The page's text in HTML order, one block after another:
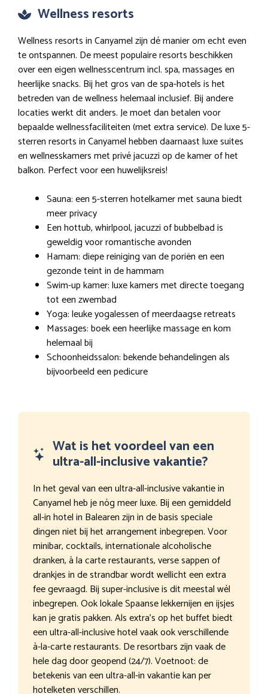
Wellness resorts
Wellness resorts in Canyamel zijn dé manier om echt even
te ontspannen. De meest populaire resorts beschikken
over een eigen wellnesscentrum incl. spa, massages en
heerlijke snacks. Bij het gros van de spa-hotels is het
betreden van de wellness helemaal inclusief. Bij andere
locaties werkt dit anders. Je moet dan betalen voor
bepaalde wellnessfaciliteiten (met extra service). De luxe 5-
sterren resorts in Canyamel hebben daarnaast luxe suites
en wellnesskamers met privé jacuzzi op de kamer of het
balkon. Perfect voor een huwelijksreis!
Sauna: een 5-sterren hotelkamer met sauna biedt
meer privacy
Een hottub, whirlpool, jacuzzi of bubbelbad is
geweldig voor romantische avonden
Hamam: diepe reiniging van de poriën en een
gezonde teint in de hammam
Swim-up kamer: luxe kamers met directe toegang
tot een zwembad
Yoga: leuke yogalessen of meerdaagse retreats
Massages: boek een heerlijke massage en kom
helemaal bij
Schoonheidssalon: bekende behandelingen als
bijvoorbeeld een pedicure
Wat is het voordeel van een
ultra-all-inclusive vakantie?
In het geval van een ultra-all-inclusive vakantie in
Canyamel heb je nóg meer luxe. Bij een gemiddeld
all-in hotel in Balearen zijn in de basis speciale
dingen niet bij het arrangement inbegrepen. Voor
minibar, cocktails, internationale alcoholische
dranken, à la carte restaurants, verse sappen of
drankjes in de strandbar wordt wellicht een extra
fee gevraagd. Bij super-inclusive is dit meestal wél
inbegrepen. Ook lokale Spaanse lekkernijen en ijsjes
kan je gratis pakken. Als extra’s op het buffet biedt
een ultra-all-inclusive hotel vaak ook verschillende
à-la-carte restaurants. De resortbars zijn vaak de
hele dag door geopend (24/7). Voetnoot: de
betekenis van een ultra-all-in vakantie kan per
hotelketen verschillen.